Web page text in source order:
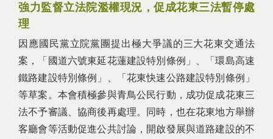
強力監督立法院濫權現況，促成花東三法暫停處
理
因應國民黨立院黨團提出極大爭議的三大花東交通法
案，「國道六號東延花蓮建設特別條例」、「環島高速
鐵路建設特別條例」、「花東快速公路建設特別條例」
等草案。本會積極參與青鳥公民行動，成功促成花東三
法不予審議、協商後再處理。同時，也在花東地方舉辦
客廳會等活動促進公共討論，開啟發展與道路建設的不